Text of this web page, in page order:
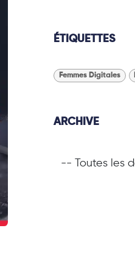
ÉTIQUETTES
Femmes Digitales
ARCHIVE